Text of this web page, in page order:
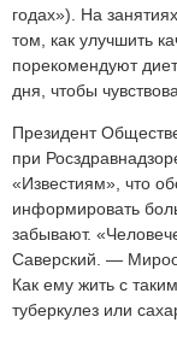
годах»). На
том, как улучшить
порекомендуют
дня, чтобы
Президент
при
«Известиям», что
информировать
забывают.
Саверский. —
Как ему жить с
туберкулез или